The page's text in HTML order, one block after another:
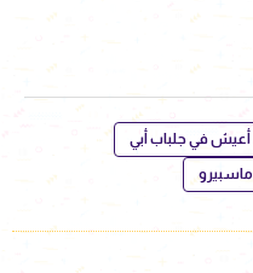
في جلباب أبي
ماسبيرو